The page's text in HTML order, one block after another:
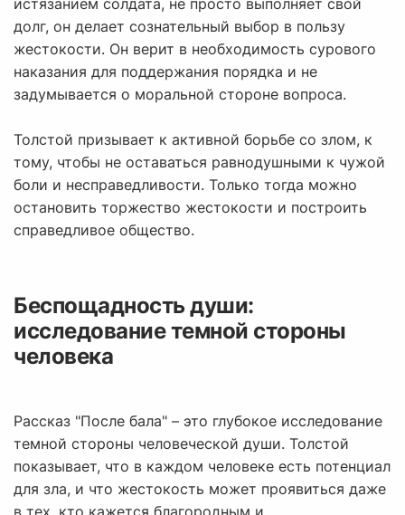
истязанием солдата, не просто выполняет свой
долг, он делает сознательный выбор в пользу
жестокости. Он верит в необходимость сурового
наказания для поддержания порядка и не
задумывается о моральной стороне вопроса.
Толстой призывает к активной борьбе со злом, к
тому, чтобы не оставаться равнодушными к чужой
боли и несправедливости. Только тогда можно
остановить торжество жестокости и построить
справедливое общество.
Беспощадность души:
исследование темной стороны
человека
Рассказ "После бала" – это глубокое исследование
темной стороны человеческой души. Толстой
показывает, что в каждом человеке есть потенциал
для зла, и что жестокость может проявиться даже